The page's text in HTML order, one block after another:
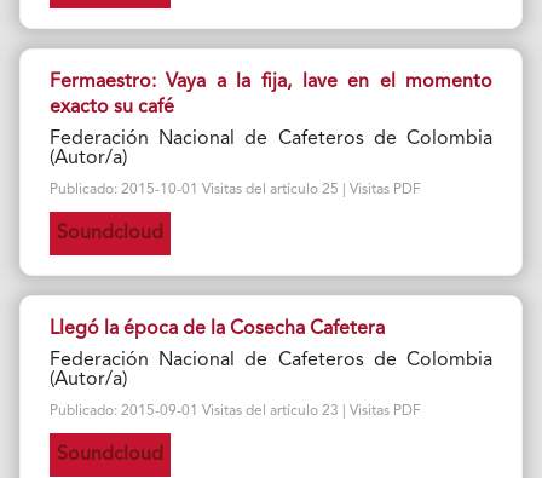
Fermaestro: Vaya a la fija, lave en el momento
exacto su café
Federación Nacional de Cafeteros de Colombia
(Autor/a)
Publicado: 2015-10-01 Visitas del artículo 25 | Visitas PDF
Soundcloud
Llegó la época de la Cosecha Cafetera
Federación Nacional de Cafeteros de Colombia
(Autor/a)
Publicado: 2015-09-01 Visitas del artículo 23 | Visitas PDF
Soundcloud